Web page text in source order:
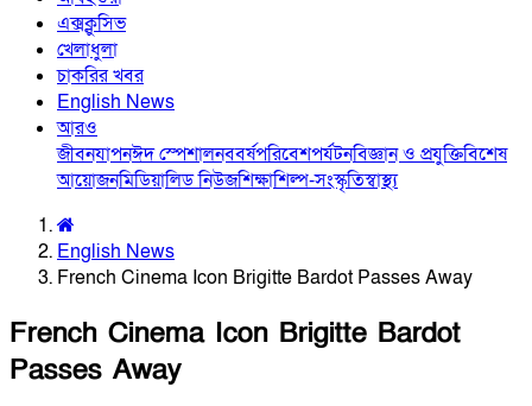
এক্সক্লুসিভ
খেলাধুলা
চাকরির খবর
English News
আরও
জীবনযাপনঈদ স্পেশালনববর্ষপরিবেশপর্যটনবিজ্ঞান ও প্রযুক্তিবিশেষ
আয়োজনমিডিয়ালিড নিউজশিক্ষাশিল্প-সংস্কৃতিস্বাস্থ্য
English News
French Cinema Icon Brigitte Bardot Passes Away
French Cinema Icon Brigitte Bardot
Passes Away